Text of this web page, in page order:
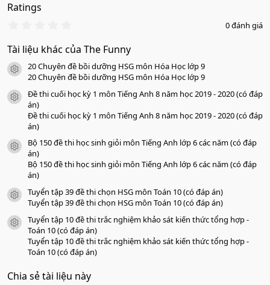
Ratings
0
0
s
a
o
0 đánh giá
Tài liệu khác của The Funny
icon tài liệu
20 Chuyên đề bồi dưỡng HSG môn Hóa Học lớp 9
20 Chuyên đề bồi dưỡng HSG môn Hóa Học lớp 9
icon tài liệu
Đề thi cuối học kỳ 1 môn Tiếng Anh 8 năm học 2019 - 2020 (có đáp
án)
Đề thi cuối học kỳ 1 môn Tiếng Anh 8 năm học 2019 - 2020 (có đáp
án)
icon tài liệu
Bộ 150 đề thi học sinh giỏi môn Tiếng Anh lớp 6 các năm (có đáp
án)
Bộ 150 đề thi học sinh giỏi môn Tiếng Anh lớp 6 các năm (có đáp
án)
icon tài liệu
Tuyển tập 39 đề thi chọn HSG môn Toán 10 (có đáp án)
Tuyển tập 39 đề thi chọn HSG môn Toán 10 (có đáp án)
icon tài liệu
Tuyển tập 10 đề thi trắc nghiệm khảo sát kiến thức tổng hợp -
Toán 10 (có đáp án)
Tuyển tập 10 đề thi trắc nghiệm khảo sát kiến thức tổng hợp -
Toán 10 (có đáp án)
Chia sẻ tài liệu này